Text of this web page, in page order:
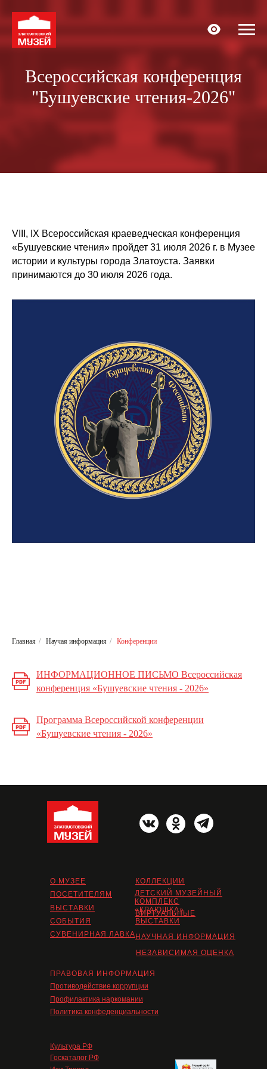
Всероссийская конференция
"Бушуевские чтения-2026"
VIII, IX Всероссийская краеведческая конференция
«Бушуевские чтения» пройдет 31 июля 2026 г. в Музее
истории и культуры города Златоуста. Заявки
принимаются до 30 июля 2026 года.
Главная / Научая информация / Конференции
ИНФОРМАЦИОННОЕ ПИСЬМО Всероссийская
конференция «Бушуевские чтения - 2026»
Программа Всероссийской конференции
«Бушуевские чтения - 2026»
КОЛЛЕКЦИИ
ВИРТУАЛЬНЫЕ
ВЫСТАВКИ
НЕЗАВИСИМАЯ ОЦЕНКА
ДЕТСКИЙ МУЗЕЙНЫЙ
КОМПЛЕКС
«КРАЮШКА»
НАУЧНАЯ ИНФОРМАЦИЯ
Культура РФ
О МУЗЕЕ
ВЫСТАВКИ
СУВЕНИРНАЯ ЛАВКА
СОБЫТИЯ
ПОСЕТИТЕЛЯМ
ПРАВОВАЯ ИНФОРМАЦИЯ
Противодействие коррупции
Профилактика наркомании
Политика конфеденциальности
Госкаталог РФ